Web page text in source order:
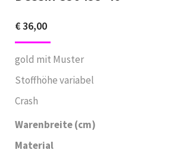
€36,00
gold mit Muster
Stoffhöhe variabel
Crash
Warenbreite (cm)
Material